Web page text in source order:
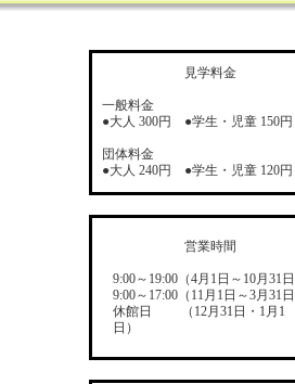
見学料金
一般料金
●大人 300円 ●学生・児童 150円
団体料金
●大人 240円 ●学生・児童 120円
営業時間
9:00～19:00（4月1日～10月31
9:00～17:00（11月1日～3月31
休館日 （12月31日・1月1
日）